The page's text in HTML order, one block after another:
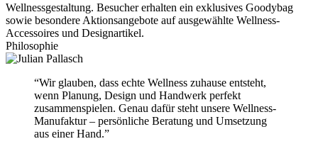
Wellnessgestaltung. Besucher erhalten ein exklusives Goodybag
sowie besondere Aktionsangebote auf ausgewählte Wellness-
Accessoires und Designartikel.
Philosophie
“Wir glauben, dass echte Wellness zuhause entsteht,
wenn Planung, Design und Handwerk perfekt
zusammenspielen. Genau dafür steht unsere Wellness-
Manufaktur – persönliche Beratung und Umsetzung
aus einer Hand.”